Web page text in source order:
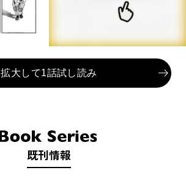
拡大して1話試し読み
既刊情報